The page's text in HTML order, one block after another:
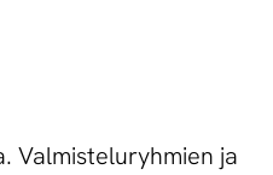
Valmisteluryhmien ja